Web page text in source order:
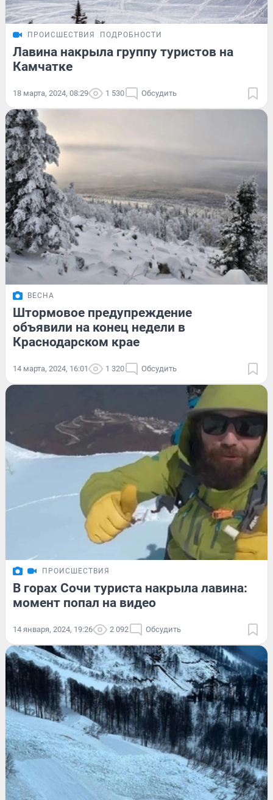
ПРОИСШЕСТВИЯ ПОДРОБНОСТИ
Лавина накрыла группу туристов на
Камчатке
18 марта, 2024, 08:29 1 530 Обсудить
ВЕСНА
Штормовое предупреждение
объявили на конец недели в
Краснодарском крае
14 марта, 2024, 16:01 1 320 Обсудить
ПРОИСШЕСТВИЯ
В горах Сочи туриста накрыла лавина:
момент попал на видео
14 января, 2024, 19:26 2 092 Обсудить